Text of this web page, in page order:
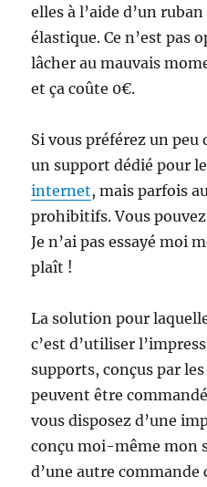
elles à l’aide d’un
élastique. Ce n’est pas
lâcher au mauvais
et ça coûte 0€.
Si vous préférez un
un support dédié pour
internet, mais parfois
prohibitifs. Vous
Je n’ai pas essayé moi
plaît !
La solution pour
c’est d’utiliser
supports, conçus par
peuvent être
vous disposez d’une
conçu moi-même mon
d’une autre commande